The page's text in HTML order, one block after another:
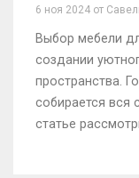
6 ноя 2024 от
Выбор мебели
создании
пространства.
собирается вся
статье